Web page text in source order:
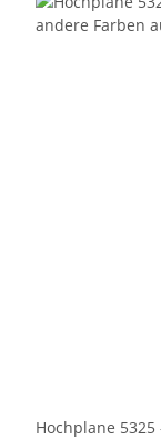
Hochplane 5325